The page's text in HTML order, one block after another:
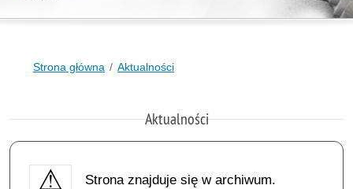
Strona główna Aktualności
Aktualności
Strona znajduje się w archiwum.